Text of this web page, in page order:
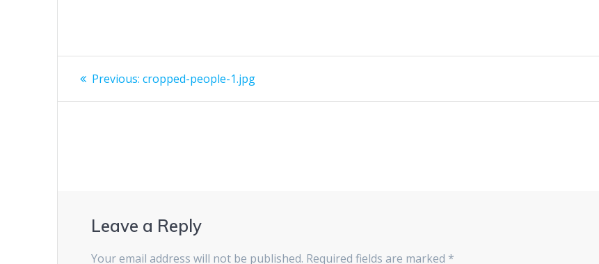
Post
navigation
Previous: Previous
cropped-people-1.jpg
Leave a Reply
Your email address will not be published. Required fields are marked *